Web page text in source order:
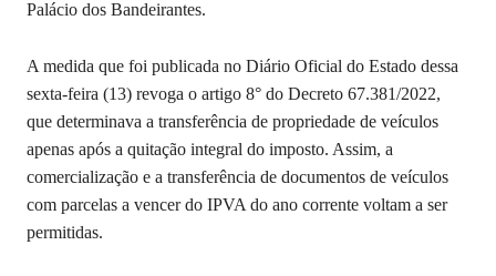
Palácio dos Bandeirantes.
A medida que foi publicada no Diário Oficial do Estado dessa
sexta-feira (13) revoga o artigo 8° do Decreto 67.381/2022,
que determinava a transferência de propriedade de veículos
apenas após a quitação integral do imposto. Assim, a
comercialização e a transferência de documentos de veículos
com parcelas a vencer do IPVA do ano corrente voltam a ser
permitidas.